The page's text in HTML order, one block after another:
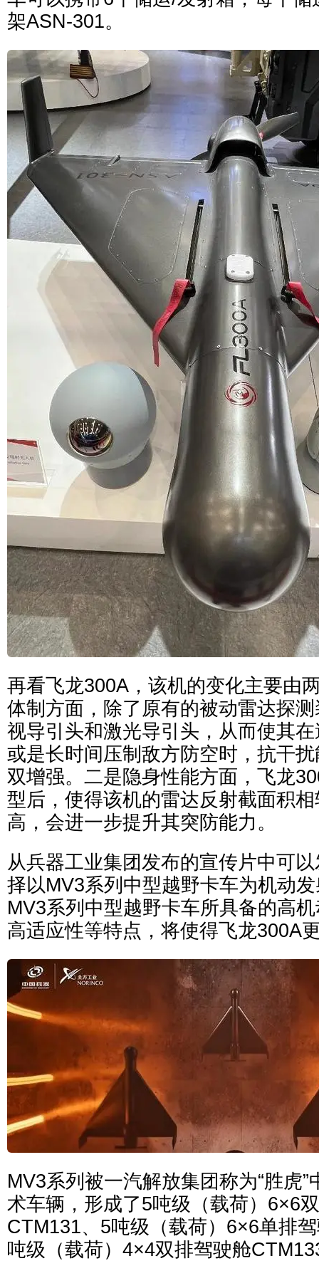
架ASN-301。
再看飞龙300A，该机的变化主要由
体制方面，除了原有的被动雷达探
视导引头和激光导引头，从而使其
或是长时间压制敌方防空时，抗干
双增强。二是隐身性能方面，飞龙
型后，使得该机的雷达反射截面积相
高，会进一步提升其突防能力。
从兵器工业集团发布的宣传片中可
择以MV3系列中型越野卡车为机动
MV3系列中型越野卡车所具备的高
高适应性等特点，将使得飞龙300A
MV3系列被一汽解放集团称为“胜虎
术车辆，形成了5吨级（载荷）6×6
CTM131、5吨级（载荷）6×6单排
吨级（载荷）4×4双排驾驶舱